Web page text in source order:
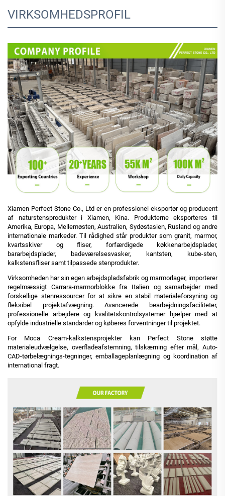
VIRKSOMHEDSPROFIL
Xiamen Perfect Stone Co., Ltd er en professionel eksportør og producent
af naturstensprodukter i Xiamen, Kina. Produkterne eksporteres til
Amerika, Europa, Mellemøsten, Australien, Sydøstasien, Rusland og andre
internationale markeder. Til rådighed står produkter som granit, marmor,
kvartsskiver og fliser, forfærdigede køkkenarbejdsplader,
bararbejdsplader, badeværelsesvasker, kantsten, kube-sten,
kalkstensfliser samt tilpassede stenprodukter.
Virksomheden har sin egen arbejdspladsfabrik og marmorlager, importerer
regelmæssigt Carrara-marmorblokke fra Italien og samarbejder med
forskellige stenressourcer for at sikre en stabil materialeforsyning og
fleksibel projektafvægning. Avancerede bearbejdningsfaciliteter,
professionelle arbejdere og kvalitetskontrolsystemer hjælper med at
opfylde industrielle standarder og køberes forventninger til projektet.
For Moca Cream-kalkstensprojekter kan Perfect Stone støtte
materialeudvælgelse, overfladeafstemning, tilskærning efter mål, Auto-
CAD-tørbelægnings-tegninger, emballageplanlægning og koordination af
international fragt.